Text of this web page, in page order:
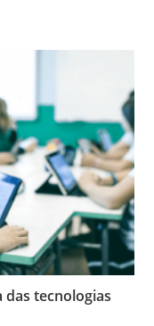
das tecnologias